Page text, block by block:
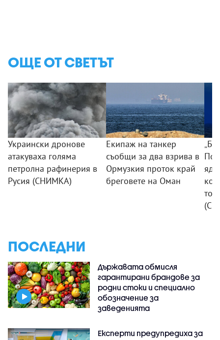
ОЩЕ ОТ СВЕТЪТ
Украински дронове
атакуваха голяма
петролна рафинерия в
Русия (СНИМКА)
Екипаж на танкер
съобщи за два взрива в
Ормузкия проток край
бреговете на Оман
ПОСЛЕДНИ
Държавата обмисля
гарантирани брандове за
родни стоки и специално
обозначение за
заведенията
Експерти предупредиха за